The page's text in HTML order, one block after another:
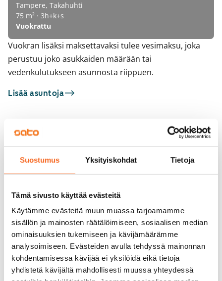
Suostumus Yksityiskohdat Tietoja
Tämä sivusto käyttää evästeitä
Käytämme evästeitä muun muassa tarjoamamme
sisällön ja mainosten räätälöimiseen, sosiaalisen median
ominaisuuksien tukemiseen ja kävijämäärämme
analysoimiseen. Evästeiden avulla tehdyssä mainonnan
kohdentamisessa kävijää ei yksilöidä eikä tietoja
yhdistetä kävijältä mahdollisesti muussa yhteydessä
Tampere, Takahuhti
75 m² · 3h+k+s
Vuokrattu
Vuokran lisäksi maksettavaksi tulee vesimaksu, joka
perustuu joko asukkaiden määrään tai
vedenkulutukseen asunnosta riippuen.
Lisää asuntoja
Sinua saattaisi kiinnostaa myös
1/13
Aitolahdentie 24
Tampere, Linnainmaa
Vapautumassa 1.10.
1/47
Tampere, Kaukajärvi